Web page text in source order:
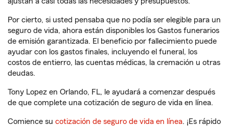
Por cierto, si usted pensaba que no podía ser elegible para un
seguro de vida, ahora están disponibles los Gastos funerarios
de emisión garantizada. El beneficio por fallecimiento puede
ayudar con los gastos finales, incluyendo el funeral, los
costos de entierro, las cuentas médicas, la cremación u otras
deudas.
Tony Lopez en Orlando, FL, le ayudará a comenzar después
de que complete una cotización de seguro de vida en línea.
Comience su cotización de seguro de vida en línea. ¡Es rápido